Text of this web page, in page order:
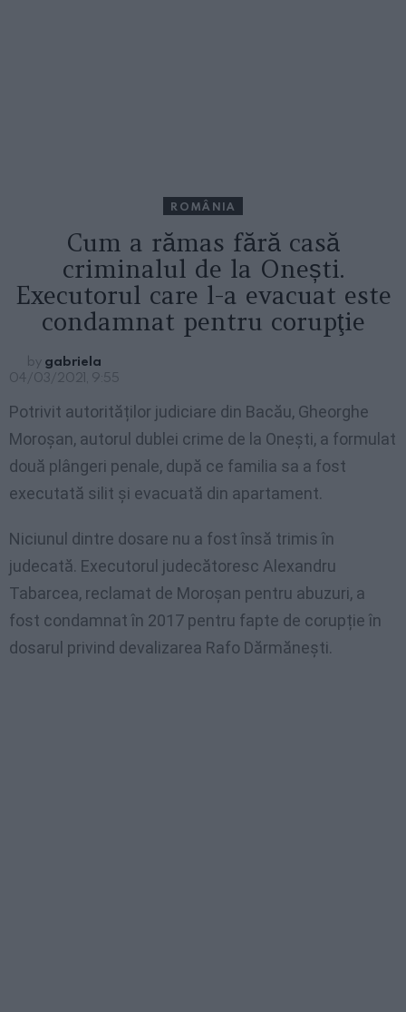
ROMÂNIA
Cum a rămas fără casă
criminalul de la Onești.
Executorul care l-a evacuat este
condamnat pentru corupţie
by gabriela
04/03/2021, 9:55
Potrivit autorităților judiciare din Bacău, Gheorghe
Moroșan, autorul dublei crime de la Onești, a formulat
două plângeri penale, după ce familia sa a fost
executată silit și evacuată din apartament.
Niciunul dintre dosare nu a fost însă trimis în
judecată. Executorul judecătoresc Alexandru
Tabarcea, reclamat de Moroșan pentru abuzuri, a
fost condamnat în 2017 pentru fapte de corupție în
dosarul privind devalizarea Rafo Dărmănești.